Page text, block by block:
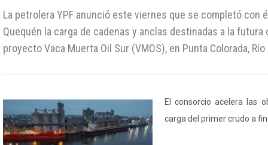
La petrolera YPF anunció este viernes que se completó con
Quequén la carga de cadenas y anclas destinadas a la
proyecto Vaca Muerta Oil Sur (VMOS), en Punta Colorada,
El consorcio acelera las
carga del primer crudo a